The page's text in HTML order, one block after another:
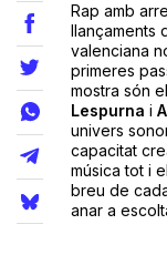
Rap amb
llançaments
valenciana
primeres
mostra són
Lespurna i
univers
capacitat
música tot i
breu de
anar a